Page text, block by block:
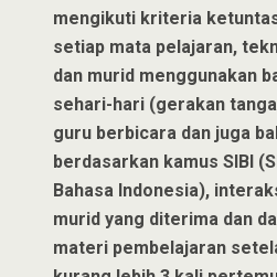
mengikuti kriteria
setiap mata pelajaran,
dan murid menggunakan
sehari-hari (gerakan
guru berbicara dan juga
berdasarkan kamus SIBI
Bahasa Indonesia),
murid yang diterima dan
materi pembelajaran